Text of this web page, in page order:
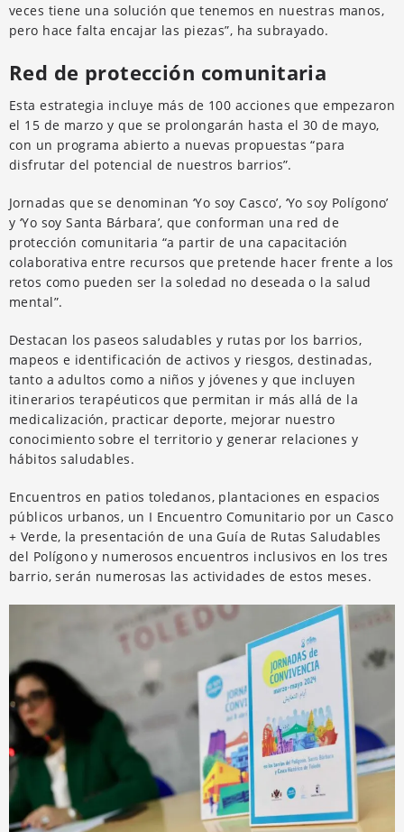
veces tiene una solución que tenemos en nuestras manos,
pero hace falta encajar las piezas”, ha subrayado.
Red de protección comunitaria
Esta estrategia incluye más de 100 acciones que empezaron
el 15 de marzo y que se prolongarán hasta el 30 de mayo,
con un programa abierto a nuevas propuestas “para
disfrutar del potencial de nuestros barrios”.
Jornadas que se denominan ‘Yo soy Casco’, ‘Yo soy Polígono’
y ‘Yo soy Santa Bárbara’, que conforman una red de
protección comunitaria “a partir de una capacitación
colaborativa entre recursos que pretende hacer frente a los
retos como pueden ser la soledad no deseada o la salud
mental”.
Destacan los paseos saludables y rutas por los barrios,
mapeos e identificación de activos y riesgos, destinadas,
tanto a adultos como a niños y jóvenes y que incluyen
itinerarios terapéuticos que permitan ir más allá de la
medicalización, practicar deporte, mejorar nuestro
conocimiento sobre el territorio y generar relaciones y
hábitos saludables.
Encuentros en patios toledanos, plantaciones en espacios
públicos urbanos, un I Encuentro Comunitario por un Casco
+ Verde, la presentación de una Guía de Rutas Saludables
del Polígono y numerosos encuentros inclusivos en los tres
barrio, serán numerosas las actividades de estos meses.